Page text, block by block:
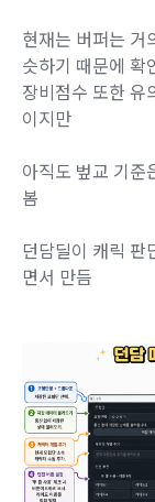
현재는 버퍼는 거
슷하기 때문에 확
장비점수 또한 유
이지만
아직도 벞교 기준
봄
던담딜이 캐릭 판
면서 만듬